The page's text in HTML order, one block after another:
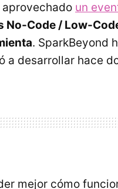
un
No-Code / Low-
. SparkBeyond
a desarrollar hace
mejor cómo